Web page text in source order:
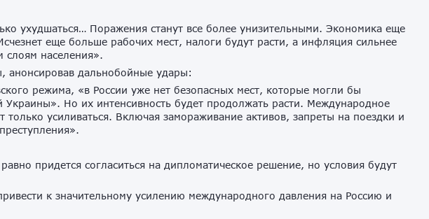
ухудшаться… Поражения станут все более унизительными. Экономика еще
еще больше рабочих мест, налоги будут расти, а инфляция сильнее
слоям населения».
анонсировав дальнобойные удары:
режима, «в России уже нет безопасных мест, которые могли бы
Украины». Но их интенсивность будет продолжать расти. Международное
только усиливаться. Включая замораживание активов, запреты на поездки и
придется согласиться на дипломатическое решение, но условия будут
к значительному усилению международного давления на Россию и